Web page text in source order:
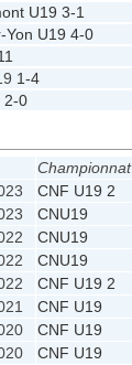
U19 3-1
Yon U19 4-0
1-4
2-0
Championnat
CNF U19 2
CNU19
CNU19
CNU19
CNF U19 2
CNF U19
CNF U19
CNF U19